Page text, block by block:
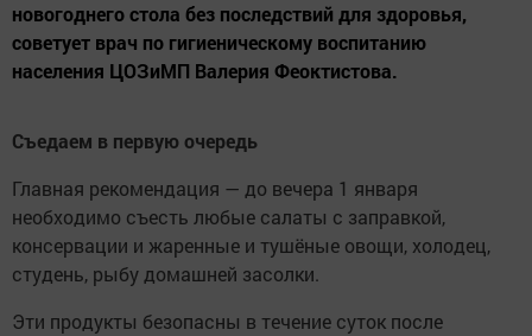
новогоднего стола без последствий для здоровья,
советует врач по гигиеническому воспитанию
населения ЦОЗиМП Валерия Феоктистова.
Съедаем в первую очередь
Главная рекомендация — до вечера 1 января
необходимо съесть любые салаты с заправкой,
консервации и жаренные и тушёные овощи, холодец,
студень, рыбу домашней засолки.
Эти продукты безопасны в течение суток после